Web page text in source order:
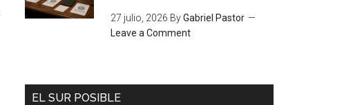
27 julio, 2026 ByGabriel Pastor
Leave a Comment
EL SUR POSIBLE